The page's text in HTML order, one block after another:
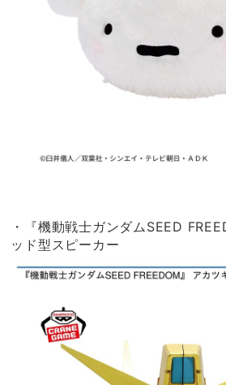
・『機動戦士ガンダムSEED
ッド型スピーカー